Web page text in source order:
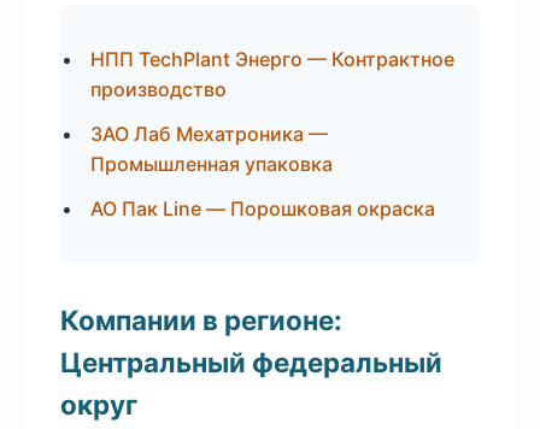
НПП TechPlant Энерго — Контрактное
производство
ЗАО Лаб Мехатроника —
Промышленная упаковка
АО Пак Line — Порошковая окраска
Компании в регионе:
Центральный федеральный
округ